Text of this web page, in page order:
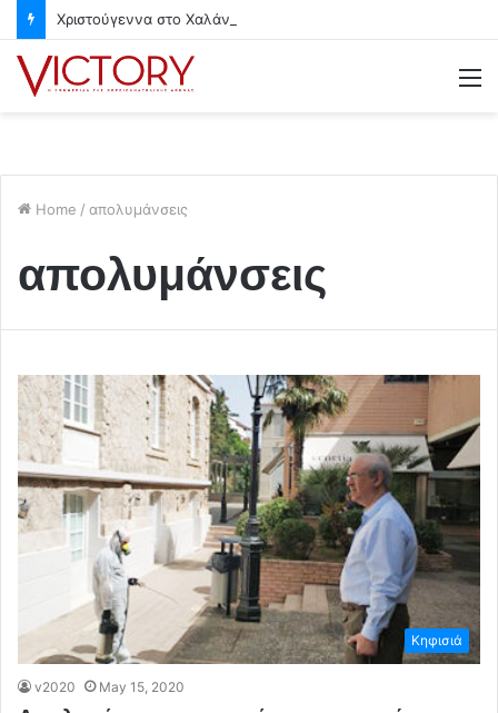
Home / απολυμάνσεις
απολυμάνσεις
Κηφισιά
v2020 May 15, 2020